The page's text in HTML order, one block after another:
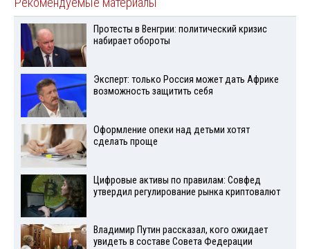
Протесты в Венгрии: политический кризис
набирает обороты
Эксперт: только Россия может дать Африке
возможность защитить себя
Оформление опеки над детьми хотят
сделать проще
Цифровые активы по правилам: Совфед
утвердил регулирование рынка криптовалют
Владимир Путин рассказал, кого ожидает
увидеть в составе Совета Федерации